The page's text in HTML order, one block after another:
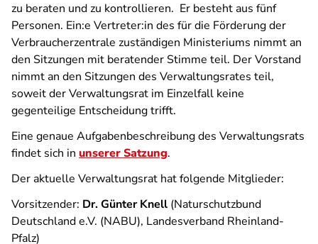
zu beraten und zu kontrollieren. Er besteht aus fünf
Personen. Ein:e Vertreter:in des für die Förderung der
Verbraucherzentrale zuständigen Ministeriums nimmt an
den Sitzungen mit beratender Stimme teil. Der Vorstand
nimmt an den Sitzungen des Verwaltungsrates teil,
soweit der Verwaltungsrat im Einzelfall keine
gegenteilige Entscheidung trifft.
Eine genaue Aufgabenbeschreibung des Verwaltungsrats
findet sich in unserer Satzung.
Der aktuelle Verwaltungsrat hat folgende Mitglieder:
Vorsitzender: Dr.Günter Knell (Naturschutzbund
Deutschland e.V. (NABU), Landesverband Rheinland-
Pfalz)